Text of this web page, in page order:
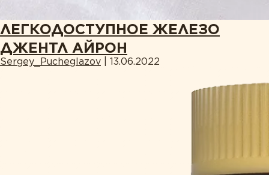
ЛЕГКОДОСТУПНОЕ ЖЕЛЕЗО
ДЖЕНТЛ АЙРОН
Sergey_Pucheglazov 13.06.2022